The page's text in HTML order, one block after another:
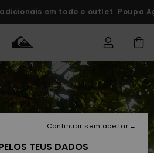
em todo o outlet Poupa
Shop
à tua
TEUS DADOS
Continuar sem aceitar